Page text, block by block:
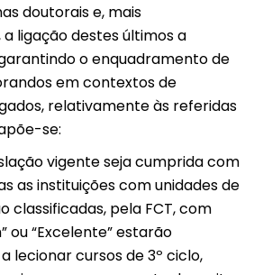
doutorais e, mais
ligação destes últimos a
o enquadramento de
em contextos de
relativamente às referidas
se:
vigente seja cumprida com
as instituições com unidades de
classificadas, pela FCT, com
ou “Excelente” estarão
lecionar cursos de 3º ciclo,